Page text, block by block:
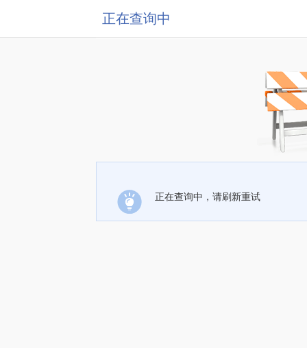
正在查询中
正在查询中，请刷新重试